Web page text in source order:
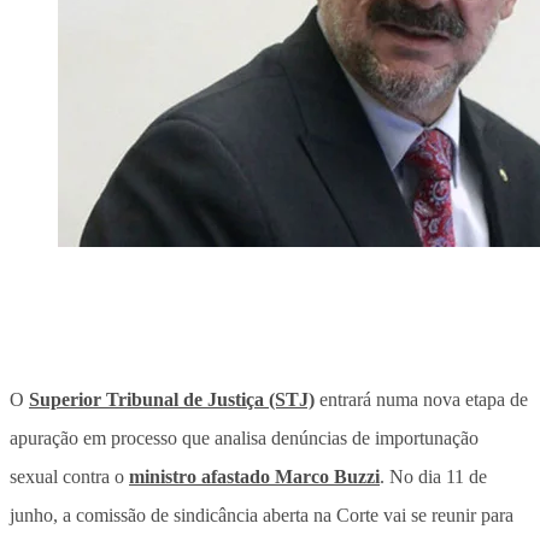
O Superior Tribunal de Justiça (STJ) entrará numa nova etapa de
apuração em processo que analisa denúncias de importunação
sexual contra o ministro afastado Marco Buzzi. No dia 11 de
junho, a comissão de sindicância aberta na Corte vai se reunir para